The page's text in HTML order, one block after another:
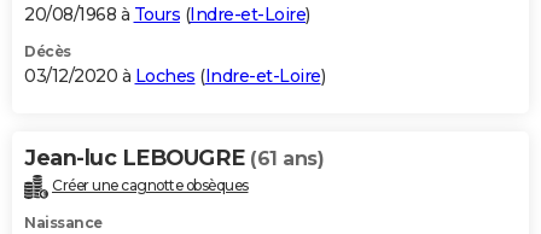
20/08/1968 à Tours (Indre-et-Loire)
Décès
03/12/2020 à Loches (Indre-et-Loire)
Jean-luc LEBOUGRE (61 ans)
Créer une cagnotte obsèques
Naissance